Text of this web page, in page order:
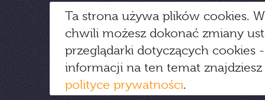
Ta strona używa plików cookies.
chwili możesz dokonać zmiany
przeglądarki dotyczących cookies
informacji na ten temat
polityce prywatności.